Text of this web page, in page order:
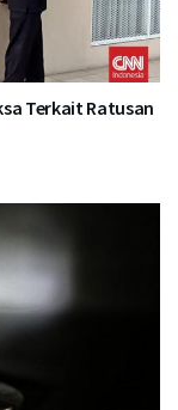
Terkait Ratusan